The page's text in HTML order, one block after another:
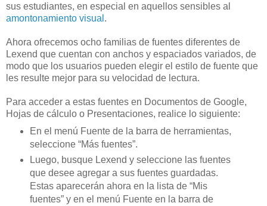
sus estudiantes, en especial en aquellos sensibles al
amontonamiento visual .
Ahora ofrecemos ocho familias de fuentes diferentes de
Lexend que cuentan con anchos y espaciados variados, de
modo que los usuarios pueden elegir el estilo de fuente que
les resulte mejor para su velocidad de lectura.
Para acceder a estas fuentes en Documentos de Google,
Hojas de cálculo o Presentaciones, realice lo siguiente:
En el menú Fuente de la barra de herramientas,
seleccione “Más fuentes”.
Luego, busque Lexend y seleccione las fuentes
que desee agregar a sus fuentes guardadas.
Estas aparecerán ahora en la lista de “Mis
fuentes” y en el menú Fuente en la barra de